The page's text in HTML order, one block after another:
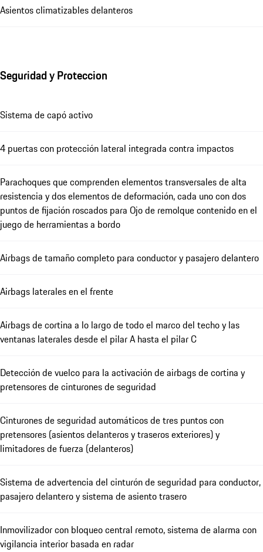
Asientos climatizables delanteros
Seguridad y Proteccion
Sistema de capó activo
4 puertas con protección lateral integrada contra impactos
Parachoques que comprenden elementos transversales de alta
resistencia y dos elementos de deformación, cada uno con dos
puntos de fijación roscados para Ojo de remolque contenido en el
juego de herramientas a bordo
Airbags de tamaño completo para conductor y pasajero delantero
Airbags laterales en el frente
Airbags de cortina a lo largo de todo el marco del techo y las
ventanas laterales desde el pilar A hasta el pilar C
Detección de vuelco para la activación de airbags de cortina y
pretensores de cinturones de seguridad
Cinturones de seguridad automáticos de tres puntos con
pretensores (asientos delanteros y traseros exteriores) y
limitadores de fuerza (delanteros)
Sistema de advertencia del cinturón de seguridad para conductor,
pasajero delantero y sistema de asiento trasero
Inmovilizador con bloqueo central remoto, sistema de alarma con
vigilancia interior basada en radar